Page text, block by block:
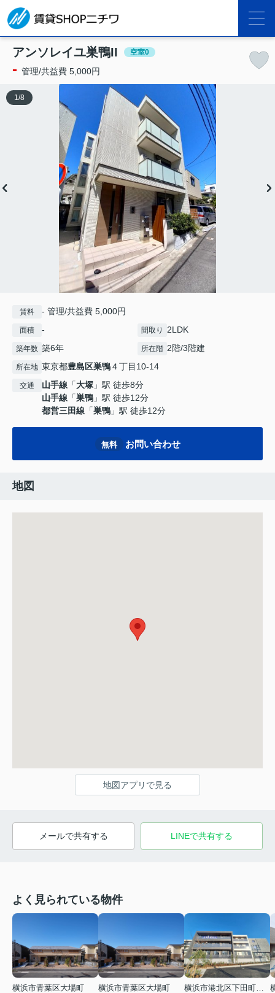
アンソレイユ巣鴨II 空室0
- 管理/共益費 5,000円
1 /8
賃料 - 管理/共益費 5,000円
面積 - 間取り 2LDK
築年数 築6年 所在階 2階/3階建
所在地 東京都豊島区巣鴨４丁目10-14
交通 山手線 「大塚 」駅 徒歩8分
山手線 「巣鴨 」駅 徒歩12分
都営三田線 「巣鴨 」駅 徒歩12分
無料 お問い合わせ
地図
地図アプリで見る
メールで共有する LINEで共有する
よく見られている物件
横浜市青葉区大場町
横浜市青葉区大場町